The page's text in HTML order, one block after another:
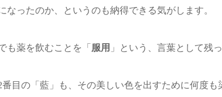
なったのか、というのも納得できる気がします。
も薬を飲むことを「 服用 」という、言葉として残
目の「藍」も、その美しい色を出すために何度も